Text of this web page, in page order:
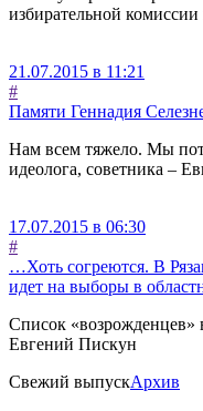
избирательной
21.07.2015 в 11:21
#
Памяти Геннадия
Нам всем тяжело. Мы
идеолога, советника –
17.07.2015 в 06:30
#
…Хоть согреются. В
идет на выборы в
Список «возрожденцев»
Евгений Пискун
Свежий выпускАрхив